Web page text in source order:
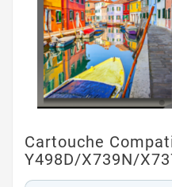
Cartouche
Y498D/X739N/